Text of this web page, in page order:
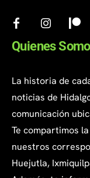
Quienes
La historia de
noticias de
comunicación
Te compartimos
nuestros
Huejutla,